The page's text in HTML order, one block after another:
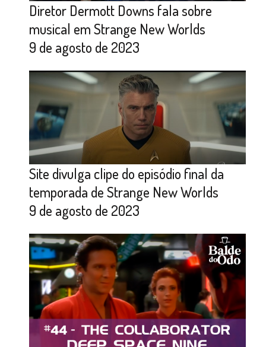
Diretor Dermott Downs fala sobre
musical em Strange New Worlds
9 de agosto de 2023
Site divulga clipe do episódio final da
temporada de Strange New Worlds
9 de agosto de 2023